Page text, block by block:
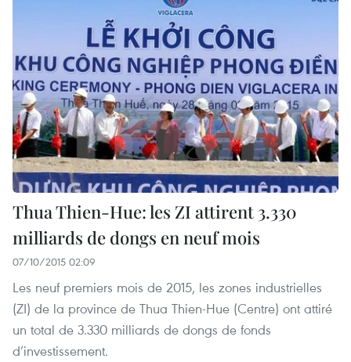
Thua Thien-Hue: les ZI attirent 3.330
milliards de dongs en neuf mois
07/10/2015 02:09
Les neuf premiers mois de 2015, les zones industrielles
(ZI) de la province de Thua Thien-Hue (Centre) ont attiré
un total de 3.330 milliards de dongs de fonds
d’investissement.